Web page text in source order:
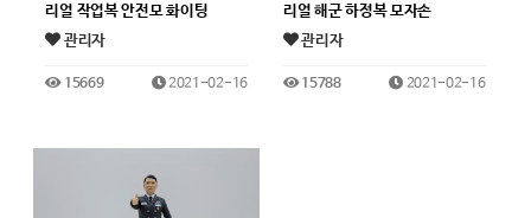
리얼 작업복 안전모 화이팅
관리자
15669 2021-02-16
리얼 해군 하정복 모자손
관리자
15788 2021-02-16